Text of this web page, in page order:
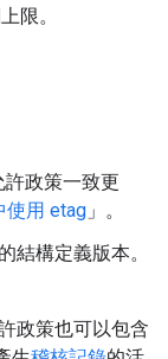
限。
政策一致更
使用 etag 」。
結構定義版本。
政策也可以包含